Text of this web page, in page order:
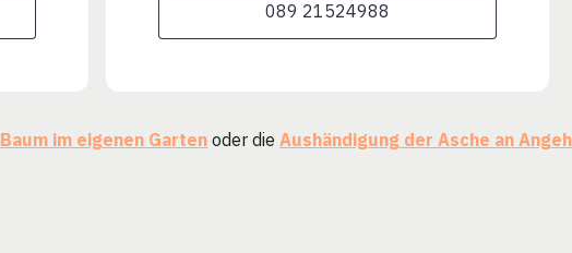
089 21524988
Baum im eigenen Garten oder die Aushändigung der Asche an